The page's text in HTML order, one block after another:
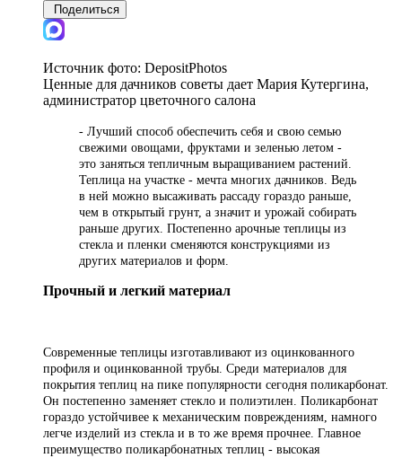
Поделиться
Источник фото: DepositPhotos
Ценные для дачников советы дает Мария Кутергина,
администратор цветочного салона
- Лучший способ обеспечить себя и свою семью
свежими овощами, фруктами и зеленью летом -
это заняться тепличным выращиванием растений.
Теплица на участке - мечта многих дачников. Ведь
в ней можно высаживать рассаду гораздо раньше,
чем в открытый грунт, а значит и урожай собирать
раньше других. Постепенно арочные теплицы из
стекла и пленки сменяются конструкциями из
других материалов и форм.
Прочный и легкий материал
Современные теплицы изготавливают из оцинкованного
профиля и оцинкованной трубы. Среди материалов для
покрытия теплиц на пике популярности сегодня поликарбонат.
Он постепенно заменяет стекло и полиэтилен. Поликарбонат
гораздо устойчивее к механическим повреждениям, намного
легче изделий из стекла и в то же время прочнее. Главное
преимущество поликарбонатных теплиц - высокая